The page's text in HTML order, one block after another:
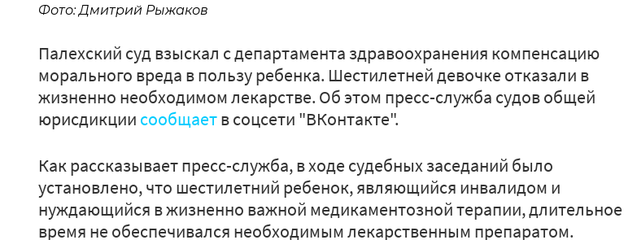
Фото: Дмитрий Рыжаков
Палехский суд взыскал с департамента здравоохранения компенсацию
морального вреда в пользу ребенка. Шестилетней девочке отказали в
жизненно необходимом лекарстве. Об этом пресс-служба судов общей
юрисдикции сообщаетв соцсети "ВКонтакте".
Как рассказывает пресс-служба, в ходе судебных заседаний было
установлено, что шестилетний ребенок, являющийся инвалидом и
нуждающийся в жизненно важной медикаментозной терапии, длительное
время не обеспечивался необходимым лекарственным препаратом.